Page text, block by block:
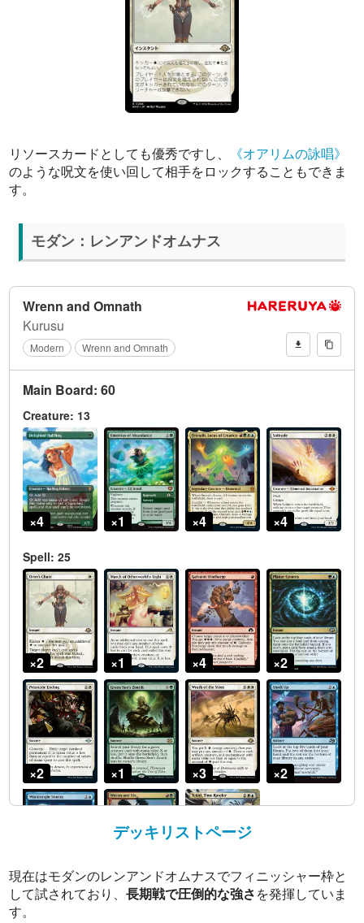
リソースカードとしても優秀ですし、
《オアリムの詠唱》
のような呪文を使い回して相手をロックすることもできま
す。
モダン：レンアンドオムナス
デッキリストページ
現在はモダンのレンアンドオムナスでフィニッシャー枠と
して試されており、長期戦で圧倒的な強さ を発揮していま
す。